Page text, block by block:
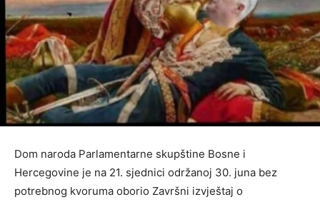
Dom naroda Parlamentarne skupštine Bosne i
Hercegovine je na 21. sjednici održanoj 30. juna bez
potrebnog kvoruma oborio Završni izvještaj o